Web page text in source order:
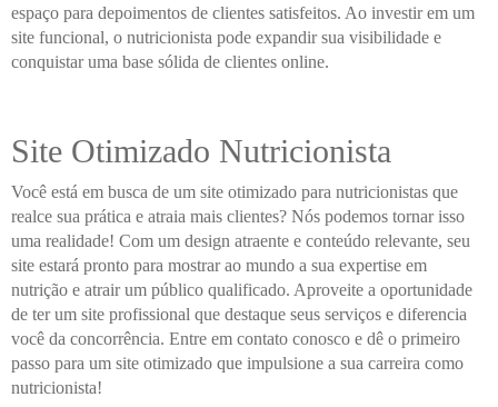
espaço para depoimentos de clientes satisfeitos. Ao investir em um
site funcional, o nutricionista pode expandir sua visibilidade e
conquistar uma base sólida de clientes online.
Site Otimizado Nutricionista
Você está em busca de um site otimizado para nutricionistas que
realce sua prática e atraia mais clientes? Nós podemos tornar isso
uma realidade! Com um design atraente e conteúdo relevante, seu
site estará pronto para mostrar ao mundo a sua expertise em
nutrição e atrair um público qualificado. Aproveite a oportunidade
de ter um site profissional que destaque seus serviços e diferencia
você da concorrência. Entre em contato conosco e dê o primeiro
passo para um site otimizado que impulsione a sua carreira como
nutricionista!